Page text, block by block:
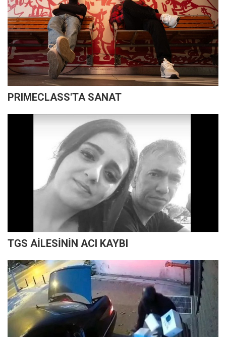
PRIMECLASS'TA SANAT
TGS AİLESİNİN ACI KAYBI